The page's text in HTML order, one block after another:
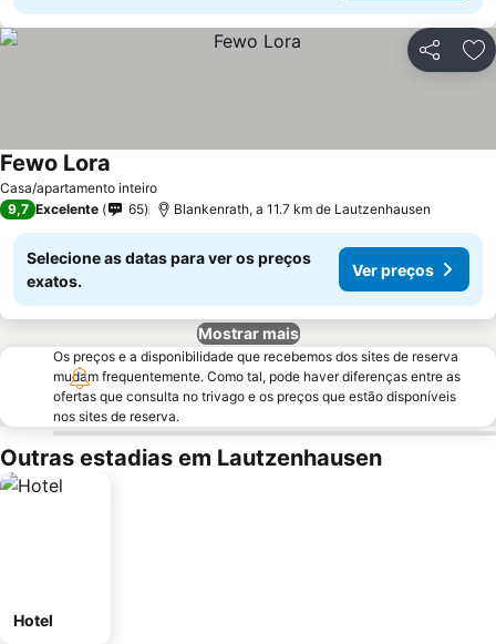
Partilhar
Casa/apartamento inteiro
Fewo Lora
9,7 Excelente 65 Blankenrath, a 11.7 km de Lautzenhausen
Selecione as datas para ver os preços
exatos.
Ver preços
Mostrar mais
Os preços e a disponibilidade que recebemos dos sites de reserva
mudam frequentemente. Como tal, pode haver diferenças entre as
ofertas que consulta no trivago e os preços que estão disponíveis
nos sites de reserva.
Outras estadias em Lautzenhausen
Hotel